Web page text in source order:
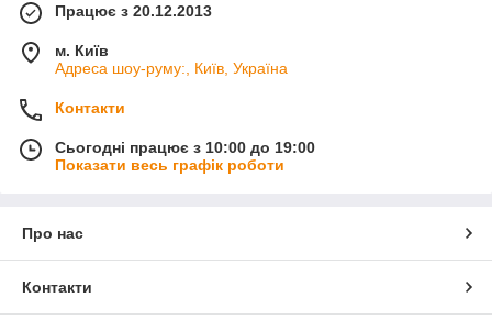
Працює з 20.12.2013
м. Київ
Адреса шоу-руму:, Київ, Україна
Контакти
Сьогодні працює з 10:00 до 19:00
Показати весь графік роботи
Про нас
Контакти